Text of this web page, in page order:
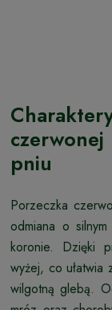
pniu
Porzeczka
odmiana o
koronie. Dzięki
wyżej, co
wilgotną glebą.